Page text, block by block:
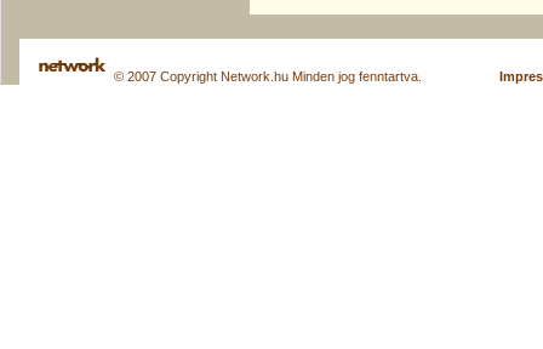
© 2007 Copyright Network.hu Minden jog fenntartva.